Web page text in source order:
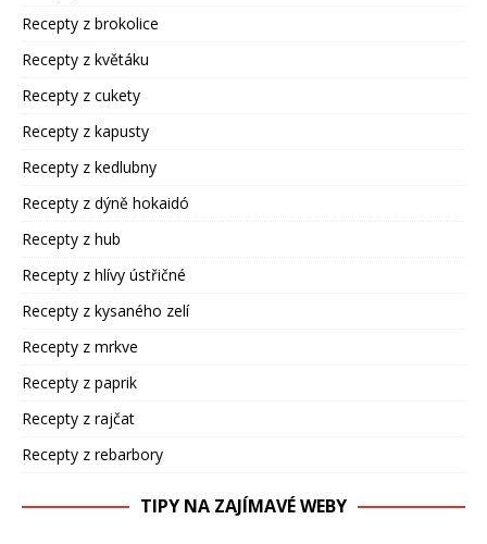
Recepty z brokolice
Recepty z květáku
Recepty z cukety
Recepty z kapusty
Recepty z kedlubny
Recepty z dýně hokaidó
Recepty z hub
Recepty z hlívy ústřičné
Recepty z kysaného zelí
Recepty z mrkve
Recepty z paprik
Recepty z rajčat
Recepty z rebarbory
TIPY NA ZAJÍMAVÉ WEBY